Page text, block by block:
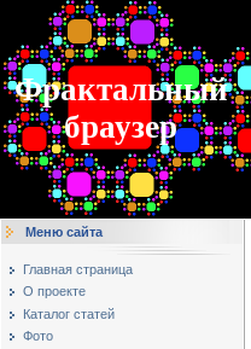
Фрактальный
браузер
Меню сайта
Главная страница
О проекте
Каталог статей
Фото